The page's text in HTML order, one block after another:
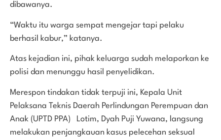
dibawanya.
“Waktu itu warga sempat mengejar tapi pelaku
berhasil kabur,” katanya.
Atas kejadian ini, pihak keluarga sudah melaporkan ke
polisi dan menunggu hasil penyelidikan.
Merespon tindakan tidak terpuji ini, Kepala Unit
Pelaksana Teknis Daerah Perlindungan Perempuan dan
Anak (UPTD PPA) Lotim, Dyah Puji Yuwana, langsung
melakukan penjangkauan kasus pelecehan seksual